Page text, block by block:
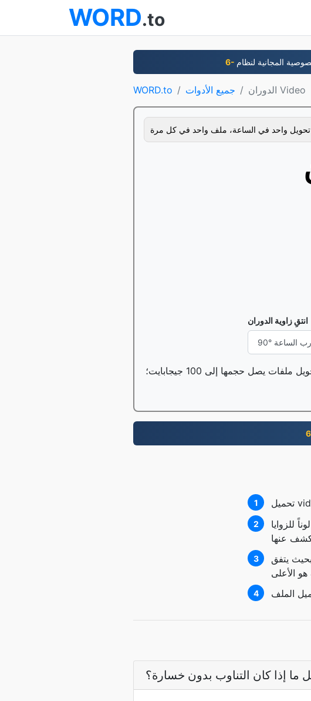
WORD.to
WORD.to جميع الأدوات الدوران Video
تحويل واحد في الساعة، ملف واحد في كل مرة
انتقِ زاوية الدوران
1
2
للزوايا
3
بحيث يتفق
4
ما إذا كان التناوب بدون خسارة؟